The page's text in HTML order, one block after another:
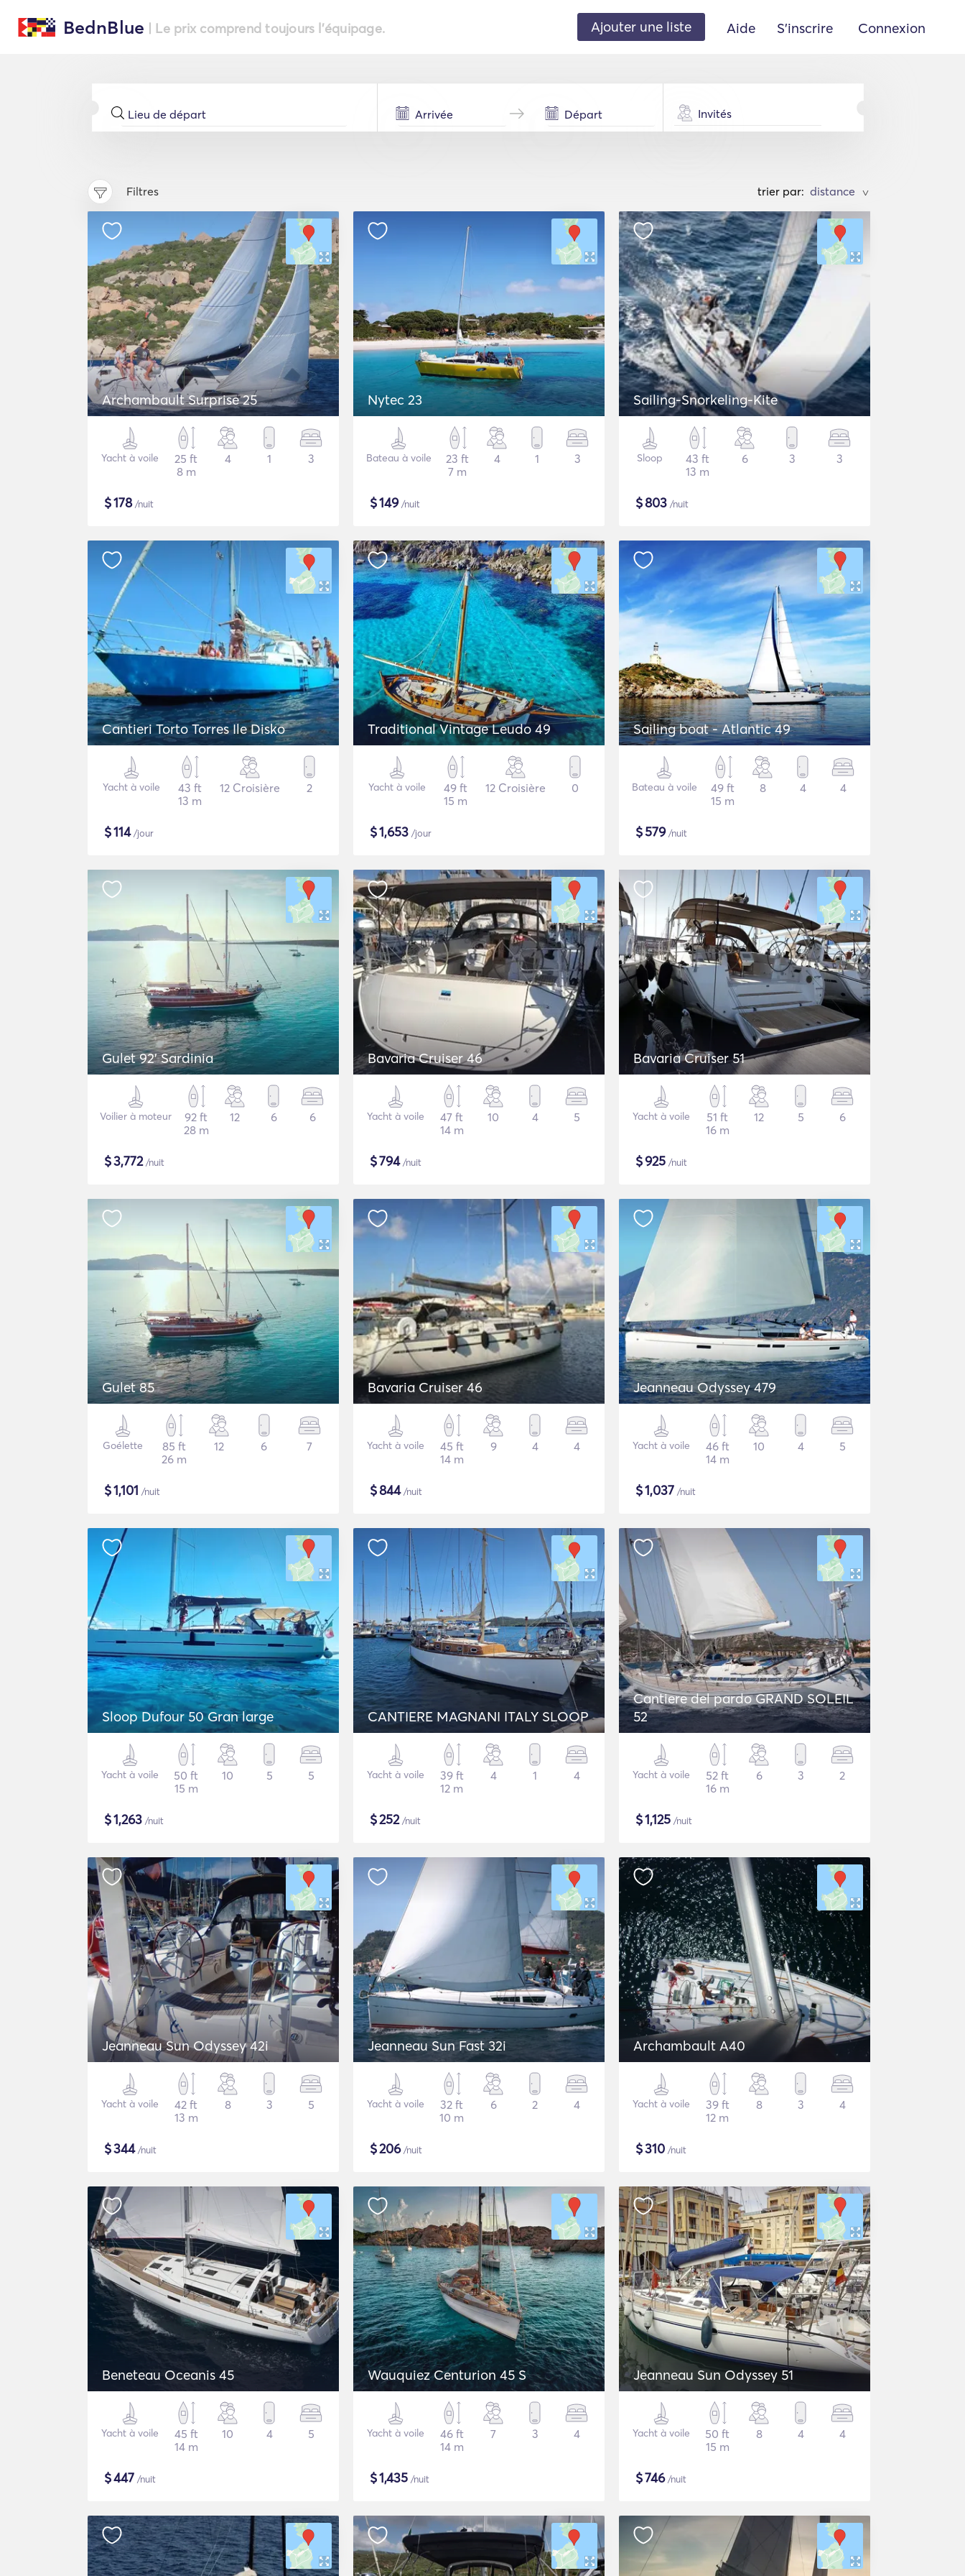
BednBlue | Le prix comprend toujours l'équipage. Ajouter une liste Aide S'inscrire Connexion
Invités
Filtres trier par: >
Archambault Surprise 25
Yacht à voile
25 ft
8 m
4 1 3
$178/nuit
Nytec 23
Bateau à voile
23 ft
7 m
4 1 3
$149/nuit
Sailing-Snorkeling-Kite
Sloop
43 ft
13 m
6 3 3
$803 /nuit
Cantieri Torto Torres Ile Disko
Yacht à voile
43 ft
13 m
12 Croisière 2
$114/jour
Traditional Vintage Leudo 49
Yacht à voile
49 ft
15 m
12 Croisière 0
$1,653 /jour
Sailing boat - Atlantic 49
Bateau à voile
49 ft
15 m
8 4 4
$579/nuit
Gulet 92' Sardinia
Voilier à moteur
92 ft
28 m
12 6 6
$3,772/nuit
Bavaria Cruiser 46
Yacht à voile
47 ft
14 m
10 4 5
$794/nuit
Bavaria Cruiser 51
Yacht à voile
51 ft
16 m
12 5 6
$925 /nuit
Gulet 85
Goélette
85 ft
26 m
12 6 7
$1,101 /nuit
Bavaria Cruiser 46
Yacht à voile
45 ft
14 m
9 4 4
$844/nuit
Jeanneau Odyssey 479
Yacht à voile
46 ft
14 m
10 4 5
$1,037 /nuit
Sloop Dufour 50 Gran large
Yacht à voile
50 ft
15 m
10 5 5
$1,263 /nuit
CANTIERE MAGNANI ITALY SLOOP
Yacht à voile
39 ft
12 m
4 1 4
$252/nuit
Cantiere del pardo GRAND SOLEIL
52
Yacht à voile
52 ft
16 m
6 3 2
$1,125 /nuit
Jeanneau Sun Odyssey 42i
Yacht à voile
42 ft
13 m
8 3 5
$344/nuit
Jeanneau Sun Fast 32i
Yacht à voile
32 ft
10 m
6 2 4
$206/nuit
Archambault A40
Yacht à voile
39 ft
12 m
8 3 4
$310 /nuit
Beneteau Oceanis 45
Yacht à voile
45 ft
14 m
10 4 5
$447 /nuit
Wauquiez Centurion 45 S
Yacht à voile
46 ft
14 m
7 3 4
$1,435 /nuit
Jeanneau Sun Odyssey 51
Yacht à voile
50 ft
15 m
8 4 4
$746/nuit